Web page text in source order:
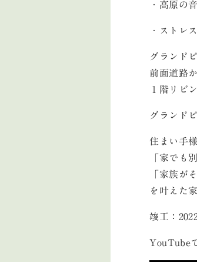
・高原の
・ストレ
グランド
前面道路
１階リビ
グランド
住まい手
「家でも
「家族が
を叶えた
竣工：
YouTube